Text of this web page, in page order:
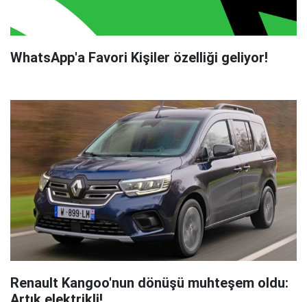
WhatsApp'a Favori Kişiler özelliği geliyor!
Renault Kangoo'nun dönüşü muhteşem oldu: